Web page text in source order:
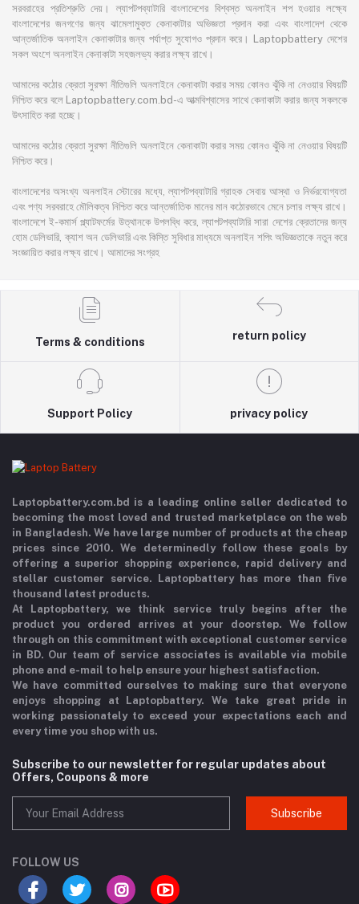
সরবরাহের প্রতিশ্রুতি দেয়। ল্যাপটপব্যাটারি বাংলাদেশের বিশ্বস্ত অনলাইন শপ হওয়ার লক্ষ্যে
বাংলাদেশের জনগণের জন্য ঝামেলামুক্ত কেনাকাটার অভিজ্ঞতা প্রদান করা এবং বাংলাদেশ থেকে
আন্তর্জাতিক অনলাইন কেনাকাটার জন্য পর্যাপ্ত সুযোগও প্রদান করে। Laptopbattery দেশের
সকল অংশে অনলাইন কেনাকাটা সহজলভ্য করার লক্ষ্য রাখে।
আমাদের কঠোর ক্রেতা সুরক্ষা নীতিগুলি অনলাইনে কেনাকাটা করার সময় কোনও ঝুঁকি না নেওয়ার বিষয়টি
নিশ্চিত করে বলে Laptopbattery.com.bd-এ আত্মবিশ্বাসের সাথে কেনাকাটা করার জন্য সকলকে
উৎসাহিত করা হচ্ছে।
আমাদের কঠোর ক্রেতা সুরক্ষা নীতিগুলি অনলাইনে কেনাকাটা করার সময় কোনও ঝুঁকি না নেওয়ার বিষয়টি
নিশ্চিত করে।
বাংলাদেশের অসংখ্য অনলাইন স্টোরের মধ্যে, ল্যাপটপব্যাটারি গ্রাহক সেবায় আস্থা ও নির্ভরযোগ্যতা
এবং পণ্য সরবরাহে মৌলিকত্ব নিশ্চিত করে আন্তর্জাতিক মানের মান কঠোরভাবে মেনে চলার লক্ষ্য রাখে।
বাংলাদেশে ই-কমার্স প্ল্যাটফর্মের উত্থানকে উপলব্ধি করে, ল্যাপটপব্যাটারি সারা দেশের ক্রেতাদের জন্য
হোম ডেলিভারি, ক্যাশ অন ডেলিভারি এবং কিস্তি সুবিধার মাধ্যমে অনলাইন শপিং অভিজ্ঞতাকে নতুন করে
সংজ্ঞায়িত করার লক্ষ্য রাখে। আমাদের সংগ্রহ
Terms & conditions
return policy
Support Policy privacy policy
Laptopbattery.com.bd is a leading online seller dedicated to
becoming the most loved and trusted marketplace on the web
in Bangladesh. We have large number of products at the cheap
prices since 2010. We determinedly follow these goals by
offering a superior shopping experience, rapid delivery and
stellar customer service. Laptopbattery has more than five
thousand latest products.
At Laptopbattery, we think service truly begins after the
product you ordered arrives at your doorstep. We follow
through on this commitment with exceptional customer service
in BD. Our team of service associates is available via mobile
phone and e-mail to help ensure your highest satisfaction.
We have committed ourselves to making sure that everyone
enjoys shopping at Laptopbattery. We take great pride in
working passionately to exceed your expectations each and
every time you shop with us.
Subscribe to our newsletter for regular updates about
Offers, Coupons & more
Subscribe
FOLLOW US